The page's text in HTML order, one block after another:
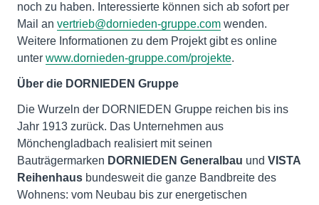
noch zu haben. Interessierte können sich ab sofort per
Mail an vertrieb@dornieden-gruppe.com wenden.
Weitere Informationen zu dem Projekt gibt es online
unter www.dornieden-gruppe.com/projekte.
Über die DORNIEDEN Gruppe
Die Wurzeln der DORNIEDEN Gruppe reichen bis ins
Jahr 1913 zurück. Das Unternehmen aus
Mönchengladbach realisiert mit seinen
Bauträgermarken DORNIEDEN Generalbau und VISTA
Reihenhaus bundesweit die ganze Bandbreite des
Wohnens: vom Neubau bis zur energetischen